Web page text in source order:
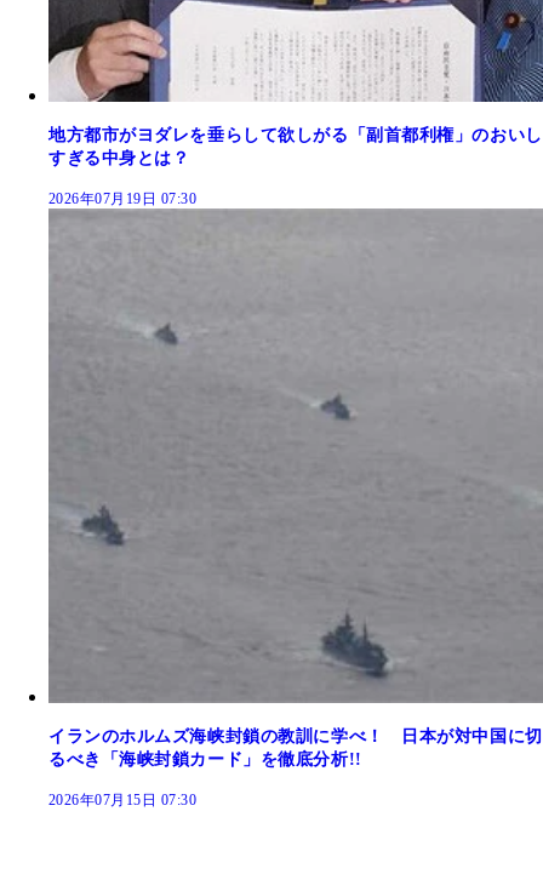
地方都市がヨダレを垂らして欲しがる「副首都利権」のおいし
すぎる中身とは？
2026年07月19日 07:30
イランのホルムズ海峡封鎖の教訓に学べ！ 日本が対中国に切
るべき「海峡封鎖カード」を徹底分析!!
2026年07月15日 07:30